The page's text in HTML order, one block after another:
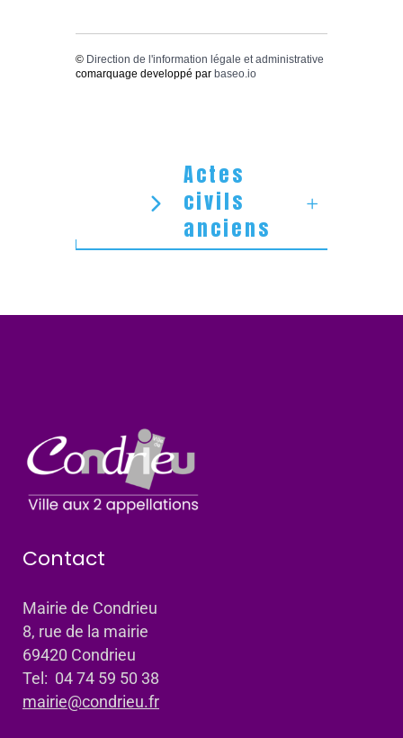
© Direction de l'information légale et administrative
comarquage developpé par baseo.io
Actes
civils
anciens
Contact
Mairie de Condrieu
8, rue de la mairie
69420 Condrieu
Tel: 04 74 59 50 38
mairie@condrieu.fr